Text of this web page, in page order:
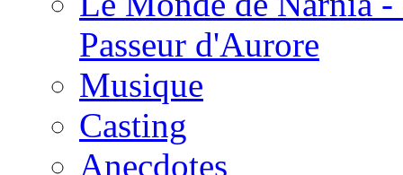
Passeur d'Aurore
Musique
Casting
Anecdotes